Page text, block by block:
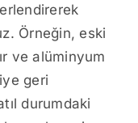
Örneğin, eski
ve alüminyum
geri
durumdaki